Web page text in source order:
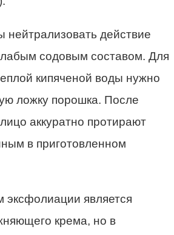
нейтрализовать действие
содовым составом. Для
кипяченой воды нужно
ложку порошка. После
аккуратно протирают
в приготовленном
эксфолиации является
крема, но в